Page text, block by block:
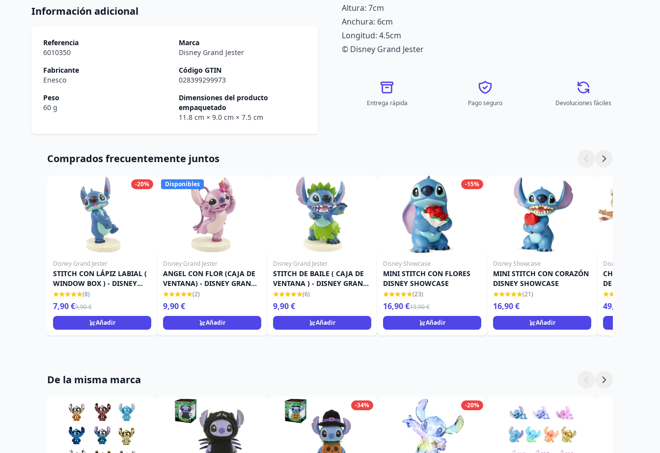
Información adicional
Referencia
6010350
Marca
Disney Grand Jester
Fabricante
Enesco
Código GTIN
028399299973
Peso
60 g
Dimensiones del producto
empaquetado
11.8 cm × 9.0 cm × 7.5 cm
Altura: 7cm
Anchura: 6cm
Longitud: 4.5cm
© Disney Grand Jester
Entrega rápida Pago seguro Devoluciones fáciles
Comprados frecuentemente juntos
-20%
Disney Grand Jester
STITCH CON LÁPIZ LABIAL (
WINDOW BOX ) - DISNEY
GRAND JESTER
(8)
7,90 €9,90 €
Añadir
Disponibles
Disney Grand Jester
ANGEL CON FLOR (CAJA DE
VENTANA) - DISNEY GRAND
JESTER
(2)
9,90 €
Añadir
Disney Grand Jester
STITCH DE BAILE ( CAJA DE
VENTANA ) - DISNEY GRAND
JESTER
(6)
9,90 €
Añadir
-15%
Disney Showcase
MINI STITCH CON FLORES
DISNEY SHOWCASE
(23)
16,90 €19,90 €
Añadir
Disney Showcase
MINI STITCH CON CORAZÓN
DISNEY SHOWCASE
(21)
16,90 €
Añadir
Disney Traditions
CHIP Y DALE
DE NAVIDAD
TRADITIONS
49,90 €
De la misma marca
-34% -20%